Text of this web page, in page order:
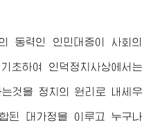
동력인 인민대중이 사회의
초하여 인덕정치사상에서는
것을 정치의 원리로 내세우
된 대가정을 이루고 누구나